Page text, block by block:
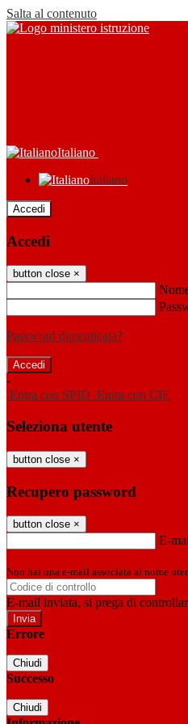
Salta al contenuto
Italiano
Italiano
Accedi
Accedi
button close ×
Password dimenticata?
-
Entra con SPID Entra con CIE
Seleziona utente
button close ×
Recupero password
button close ×
E-
Non hai una e-mail associata al nome
E-mail inviata, si prega di
Errore
Chiudi
Successo
Chiudi